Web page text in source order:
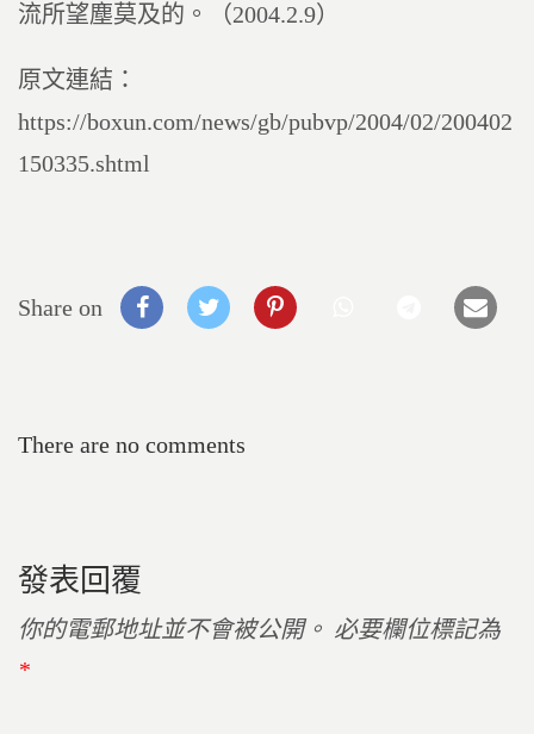
流所望塵莫及的。（2004.2.9）
原文連結：
https://boxun.com/news/gb/pubvp/2004/02/200402
150335.shtml
Share on
There are no comments
發表回覆
你的電郵地址並不會被公開。 必要欄位標記為
*